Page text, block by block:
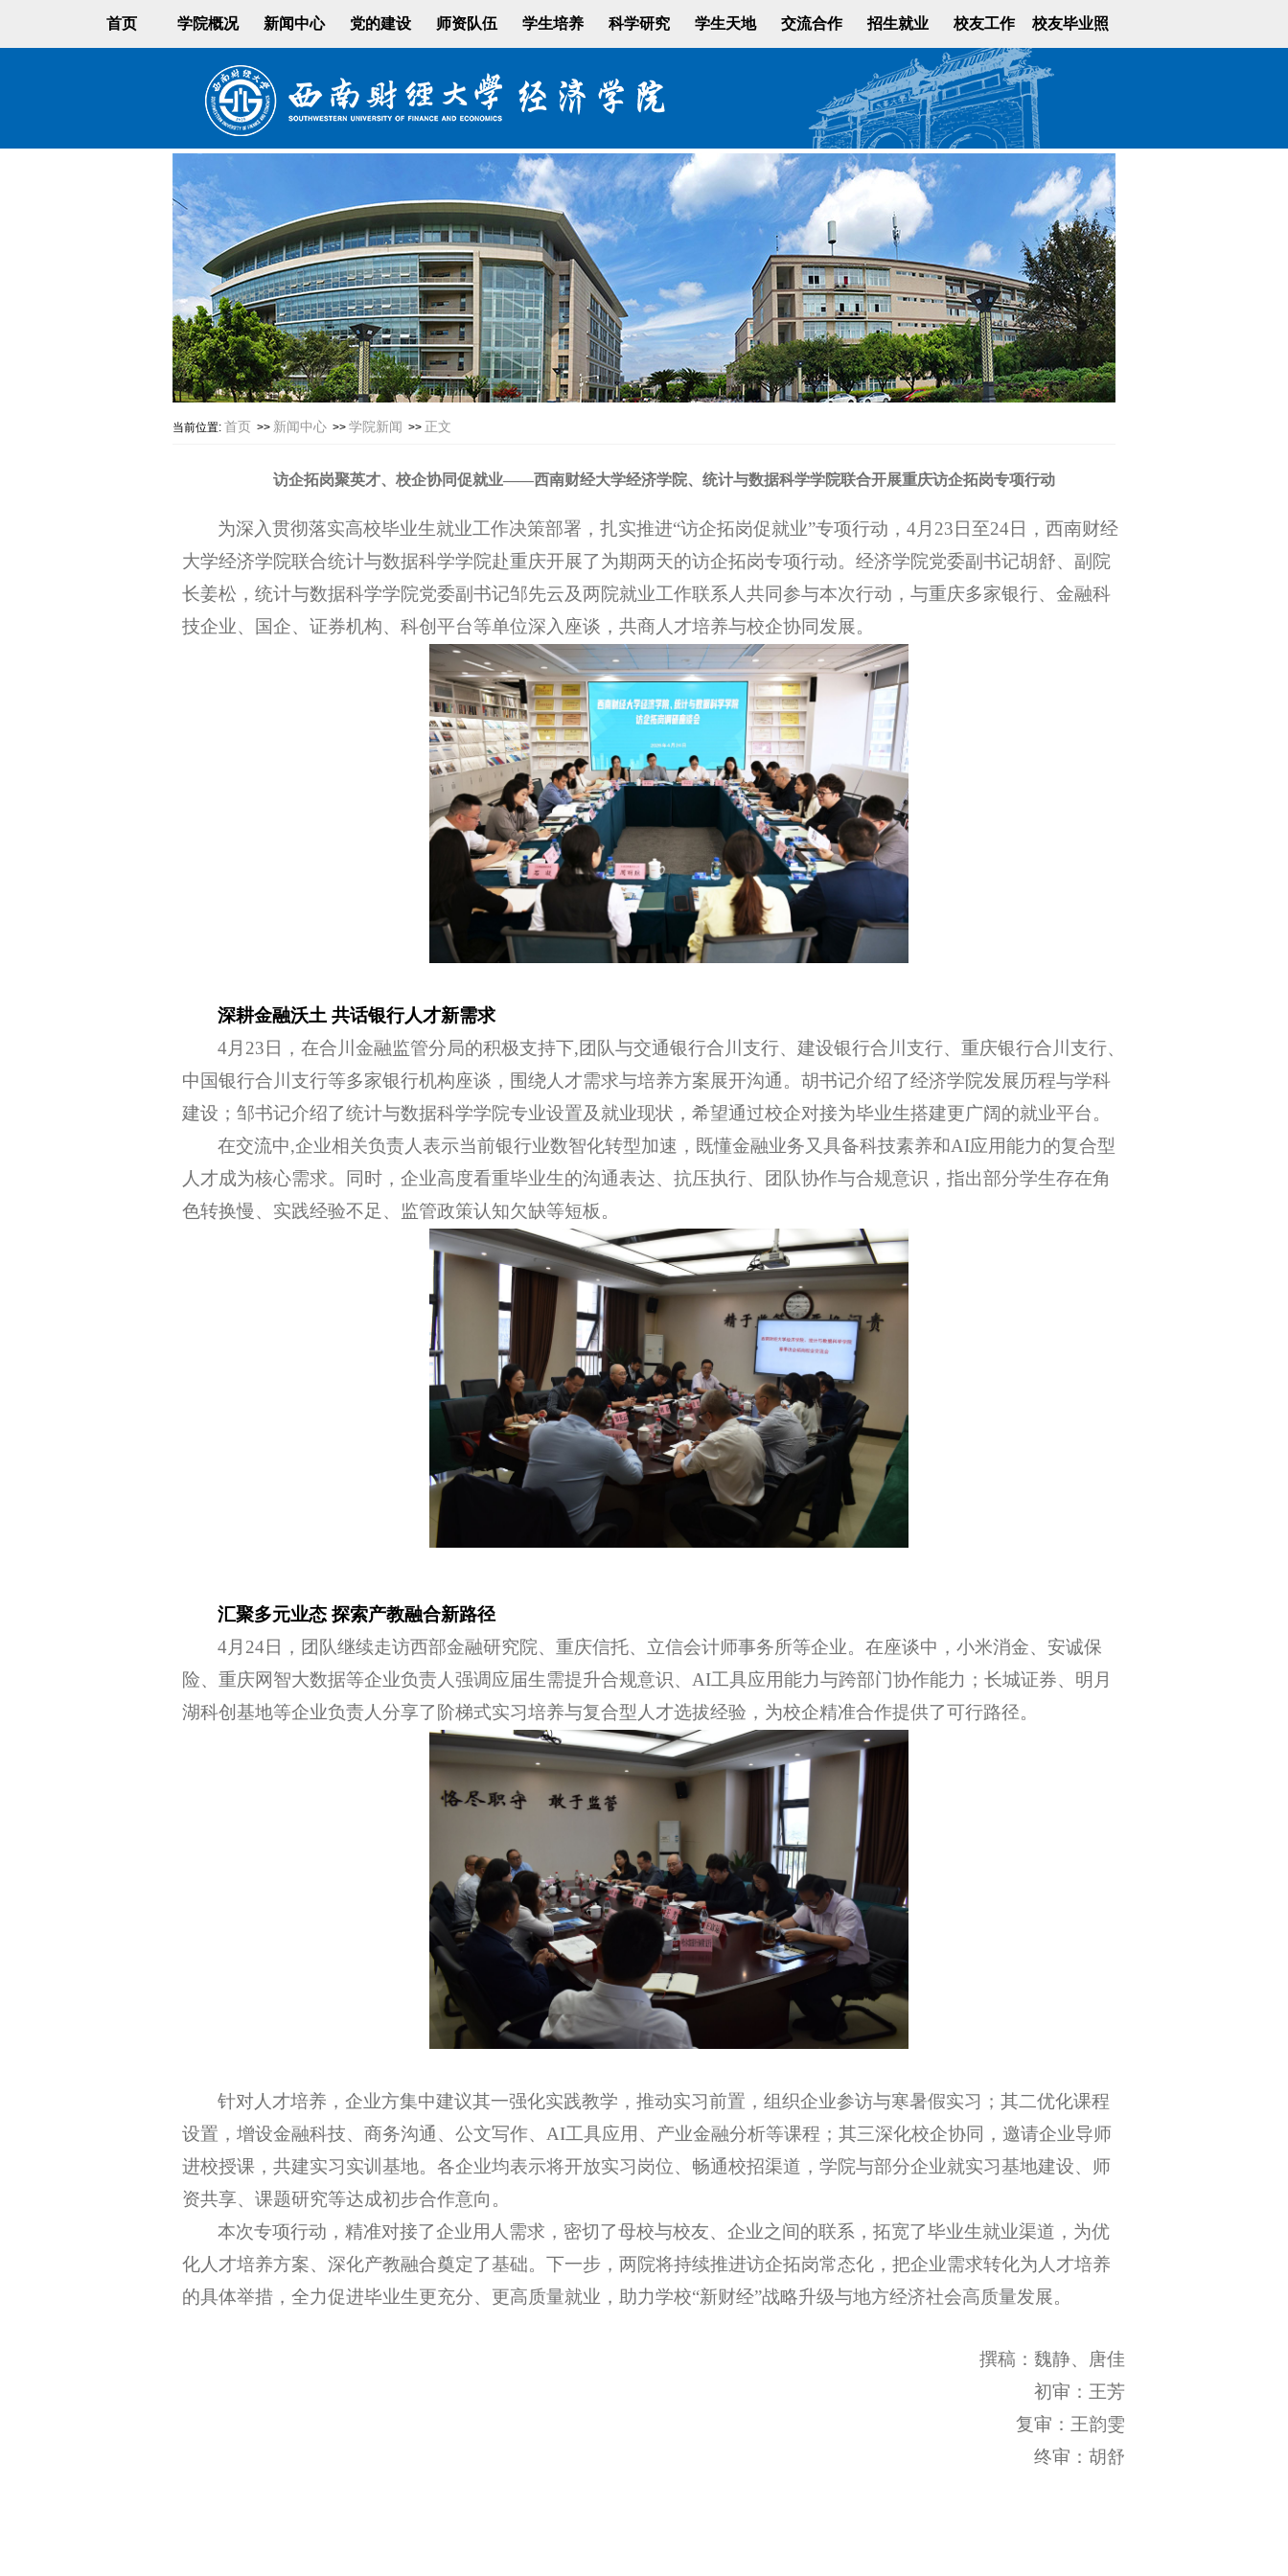
首页 学院概况 新闻中心 党的建设 师资队伍 学生培养 科学研究 学生天地 交流合作 招生就业 校友工作 校友毕业照
当前位置: 首页 >> 新闻中心 >> 学院新闻 >> 正文
访企拓岗聚英才、校企协同促就业——西南财经大学经济学院、统计与数据科学学院联合开展重庆访企拓岗专项行动
为深入贯彻落实高校毕业生就业工作决策部署，扎实推进“访企拓岗促就业”专项行动，4月23日至24日，西南财经
大学经济学院联合统计与数据科学学院赴重庆开展了为期两天的访企拓岗专项行动。经济学院党委副书记胡舒、副院
长姜松，统计与数据科学学院党委副书记邹先云及两院就业工作联系人共同参与本次行动，与重庆多家银行、金融科
技企业、国企、证券机构、科创平台等单位深入座谈，共商人才培养与校企协同发展。
深耕金融沃土 共话银行人才新需求
4月23日，在合川金融监管分局的积极支持下,团队与交通银行合川支行、建设银行合川支行、重庆银行合川支行、
中国银行合川支行等多家银行机构座谈，围绕人才需求与培养方案展开沟通。胡书记介绍了经济学院发展历程与学科
建设；邹书记介绍了统计与数据科学学院专业设置及就业现状，希望通过校企对接为毕业生搭建更广阔的就业平台。
在交流中,企业相关负责人表示当前银行业数智化转型加速，既懂金融业务又具备科技素养和AI应用能力的复合型
人才成为核心需求。同时，企业高度看重毕业生的沟通表达、抗压执行、团队协作与合规意识，指出部分学生存在角
色转换慢、实践经验不足、监管政策认知欠缺等短板。
汇聚多元业态 探索产教融合新路径
4月24日，团队继续走访西部金融研究院、重庆信托、立信会计师事务所等企业。在座谈中，小米消金、安诚保
险、重庆网智大数据等企业负责人强调应届生需提升合规意识、AI工具应用能力与跨部门协作能力；长城证券、明月
湖科创基地等企业负责人分享了阶梯式实习培养与复合型人才选拔经验，为校企精准合作提供了可行路径。
针对人才培养，企业方集中建议其一强化实践教学，推动实习前置，组织企业参访与寒暑假实习；其二优化课程
设置，增设金融科技、商务沟通、公文写作、 AI工具应用、产业金融分析等课程；其三深化校企协同，邀请企业导师
进校授课，共建实习实训基地。各企业均表示将开放实习岗位、畅通校招渠道，学院与部分企业就实习基地建设、师
资共享、课题研究等达成初步合作意向。
本次专项行动，精准对接了企业用人需求，密切了母校与校友、企业之间的联系，拓宽了毕业生就业渠道，为优
化人才培养方案、深化产教融合奠定了基础。下一步，两院将持续推进访企拓岗常态化，把企业需求转化为人才培养
的具体举措，全力促进毕业生更充分、更高质量就业，助力学校“新财经”战略升级与地方经济社会高质量发展。
撰稿：魏静、 唐佳
初审：王芳
复审：王韵雯
终审：胡舒